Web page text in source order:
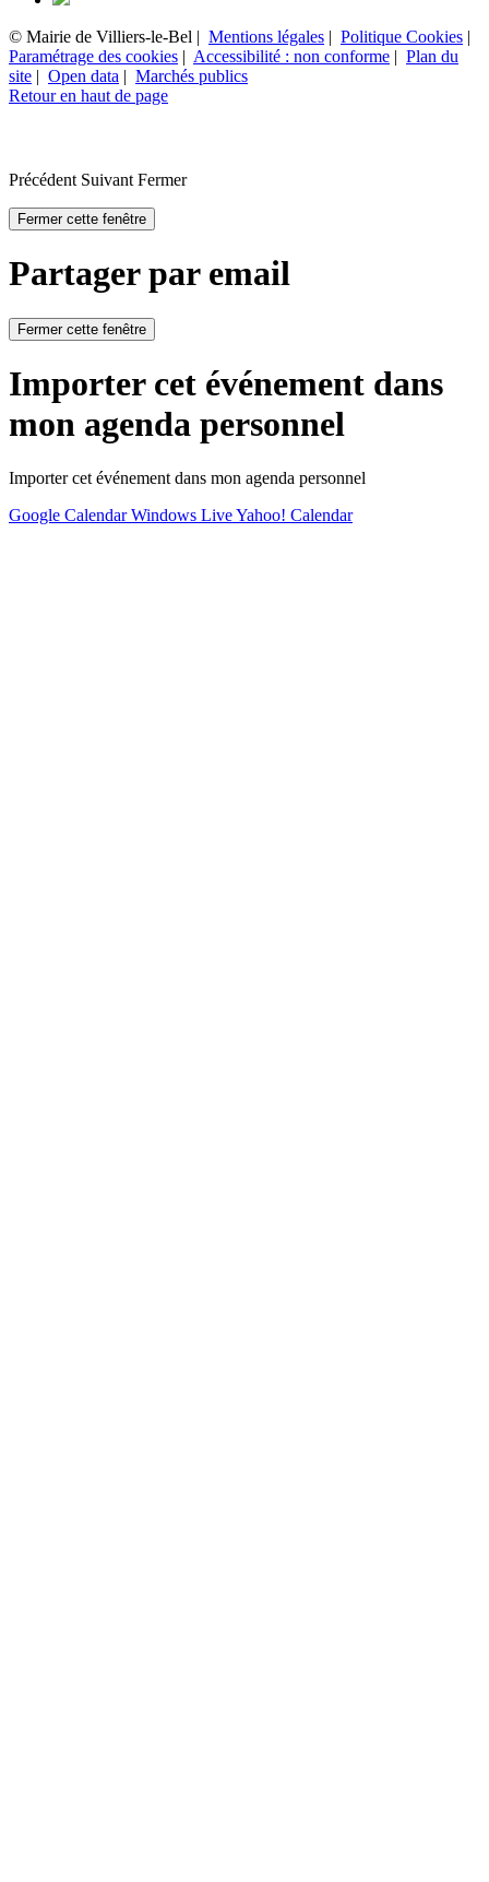
© Mairie de Villiers-le-Bel | Mentions légales | Politique Cookies |
Paramétrage des cookies | Accessibilité : non conforme | Plan du
site | Open data | Marchés publics
Retour en haut de page
Précédent Suivant Fermer
Fermer cette fenêtre
Partager par email
Fermer cette fenêtre
Importer cet événement dans
mon agenda personnel
Importer cet événement dans mon agenda personnel
Google CalendarWindows LiveYahoo! Calendar